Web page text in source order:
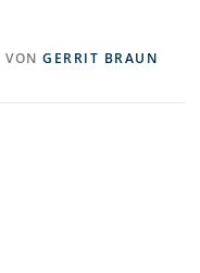
VON GERRIT BRAUN